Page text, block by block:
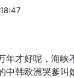
年才好呢，海峡
中韩欧洲哭爹叫